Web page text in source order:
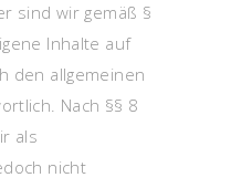
sind wir gemäß §
Inhalte auf
den allgemeinen
Nach §§ 8
als
nicht